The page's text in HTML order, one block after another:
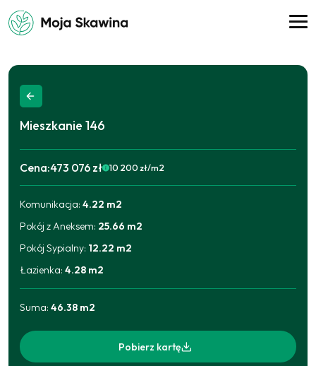
Mieszkanie 146
Cena:473 076 zł
2025-09-11
10 200 zł/m2
Komunikacja:4.22 m2
Pokój z Aneksem: 25.66 m2
Pokój Sypialny: 12.22 m2
Łazienka:4.28 m2
Suma:46.38 m2
Pobierz kartę